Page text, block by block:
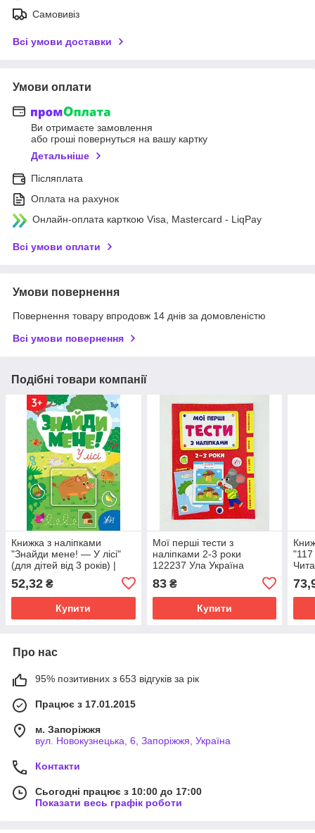
Самовивіз
Всі умови доставки
Умови оплати
Ви отримаєте замовлення
або гроші повернуться на вашу картку
Детальніше
Післяплата
Оплата на рахунок
Онлайн-оплата карткою Visa, Mastercard - LiqPay
Всі умови оплати
Умови повернення
Повернення товару впродовж 14 днів за домовленістю
Всі умови повернення
Подібні товари компанії
Книжка з наліпками
"Знайди мене! — У лісі"
(для дітей від 3 років) |
52,32 ₴
Купити
Мої перші тести з
наліпками 2-3 роки
122237 Ула Україна
83₴
Купити
Про нас
95% позитивних з 653 відгуків за рік
Працює з 17.01.2015
м. Запоріжжя
вул. Новокузнецька, 6, Запоріжжя, Україна
Контакти
Сьогодні працює з 10:00 до 17:00
Показати весь графік роботи